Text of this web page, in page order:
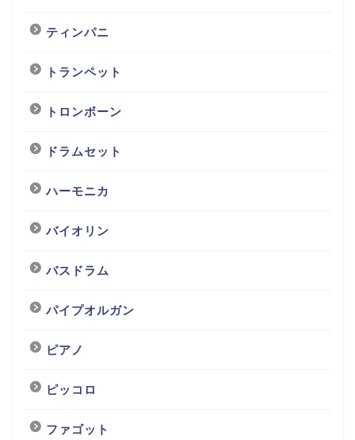
ティンパニ
トランペット
トロンボーン
ドラムセット
ハーモニカ
バイオリン
バスドラム
パイプオルガン
ピアノ
ピッコロ
ファゴット